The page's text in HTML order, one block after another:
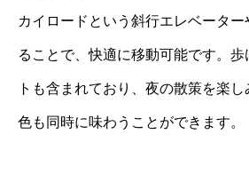
カイロードという斜行エレベータ
ることで、快適に移動可能です。
トも含まれており、夜の散策を楽
色も同時に味わうことができます。